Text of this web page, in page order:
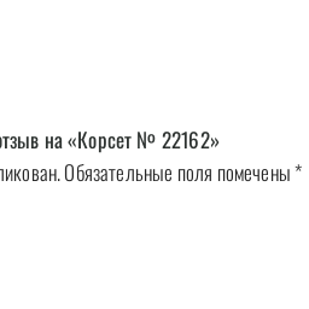
на «Корсет № 22162»
Обязательные поля помечены*